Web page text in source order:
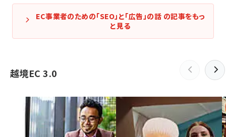
EC事業者のための「SEO」と「広告」の話 の記事をもっ
と見る
越境EC 3.0